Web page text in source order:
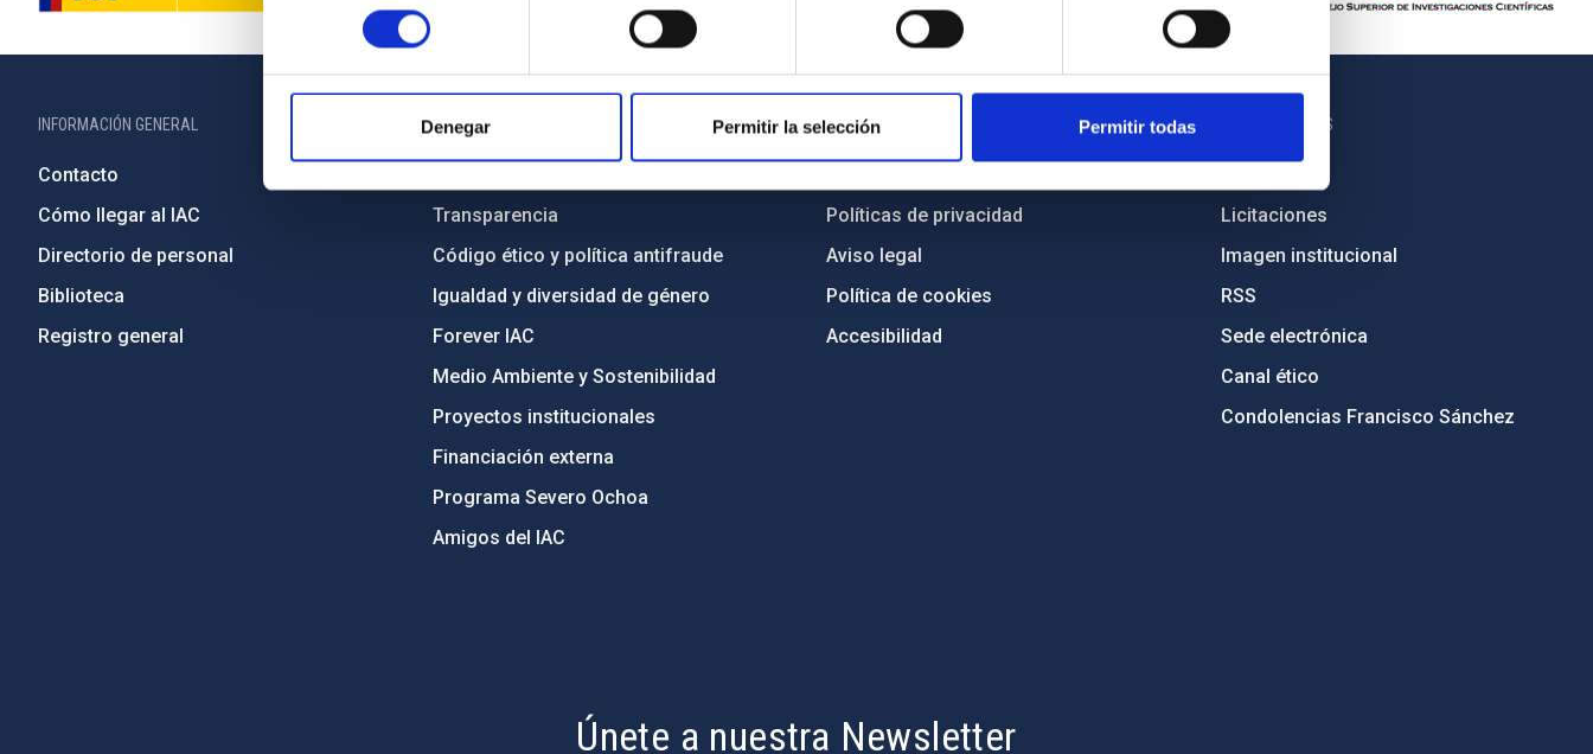
consentimiento
Denegar Permitir la selección Permitir todas
INFORMACIÓN GENERAL
Contacto
Cómo llegar al IAC
Directorio de personal
Biblioteca
Registro general
INFORMACIÓN INSTITUCIONAL
Transparencia
Código ético y política antifraude
Igualdad y diversidad de género
Forever IAC
Medio Ambiente y Sostenibilidad
Proyectos institucionales
Financiación externa
Programa Severo Ochoa
Amigos del IAC
PORTAL DEL IAC
Políticas de privacidad
Aviso legal
Política de cookies
Accesibilidad
OTROS ENLACES
Licitaciones
Imagen institucional
RSS
Sede electrónica
Canal ético
Condolencias Francisco Sánchez
Únete a nuestra Newsletter